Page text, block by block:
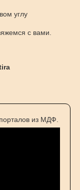
углу
с вами.
из МДФ.